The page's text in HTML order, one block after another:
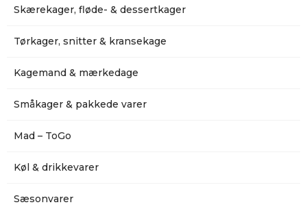
Skærekager, fløde- & dessertkager
Tørkager, snitter & kransekage
Kagemand & mærkedage
Småkager & pakkede varer
Mad – ToGo
Køl & drikkevarer
Sæsonvarer